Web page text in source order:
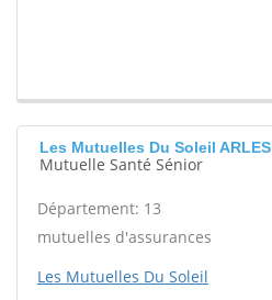
Les Mutuelles Du Soleil ARLES
Mutuelle Santé Sénior
Département: 13
mutuelles d'assurances
Les Mutuelles Du Soleil